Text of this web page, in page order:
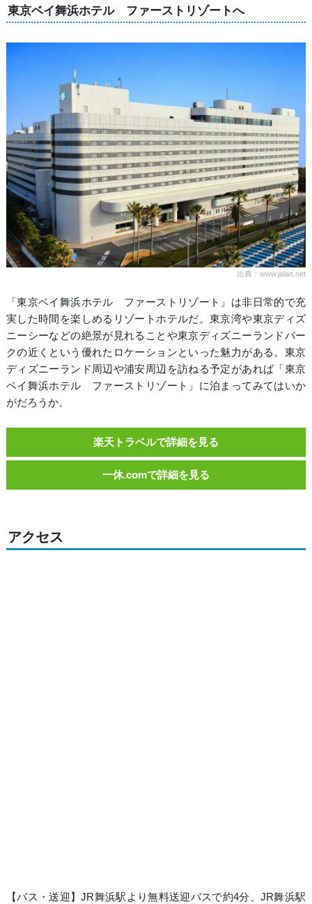
東京ベイ舞浜ホテル ファーストリゾートへ
出典：www.jalan.net
「東京ベイ舞浜ホテル ファーストリゾート」は非日常的で充
実した時間を楽しめるリゾートホテルだ。東京湾や東京ディズ
ニーシーなどの絶景が見れることや東京ディズニーランドパー
クの近くという優れたロケーションといった魅力がある。東京
ディズニーランド周辺や浦安周辺を訪ねる予定があれば「東京
ベイ舞浜ホテル ファーストリゾート」に泊まってみてはいか
がだろうか。
楽天トラベルで詳細を見る
一休.comで詳細を見る
アクセス
【バス・送迎】JR舞浜駅より無料送迎バスで約4分、JR舞浜駅